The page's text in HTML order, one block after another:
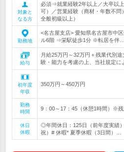
対象と
なる方
必須⇒就業経験2年以上／大卒以
可）／営業経験（商材・年数不
全般初級以上）
勤務地
<名古屋支店> 愛知県名古屋市中
ル6階 ⇒栄駅徒歩1分 ※転居を伴…
給与
月給25万円～32万円＋残業代別
験・能力を考慮の上、当社規定
初年度
年収
350万円～450万円
勤務
時間
9：00～17：45（休憩1時間）※残
休日
休暇
◎年間休日：125日（前年度実績
祝）# 休暇* 夏季休暇（3日間）…